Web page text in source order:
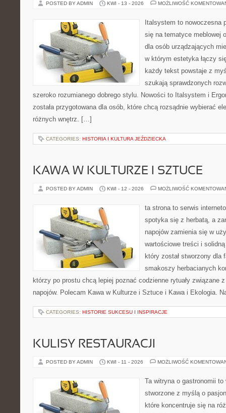
POSTED BY ADMIN KWI - 13 - 2026 MOŻLIWOŚĆ
Italsystem to nowoczesna
się na tematyce meblowej
dla osób urządzających
w którym estetyka łączy
każdy tekst powstaje z
szukają sprawdzonych
szeroko rozumianego dobrego stylu. Nowości to Italsystem i
została przygotowana dla osób, które chcą rozsądnie wybierać
różnych wnętrz. […]
CATEGORIES: HISTORIA I KULTURA JEŹDZIECKA
KAWA W KULTURZE I SZTUCE
POSTED BY ADMIN KWI - 12 - 2026 MOŻLIWOŚĆ
ta strona to serwis
spotyka się z herbatą, a
napojów zamienia się w
wartościowe treści i
który został stworzony dla
smakoszy herbacianych
którzy po prostu chcą lepiej poznać codzienne rytuały związane
napojów. Polecam Kawa w Kulturze i Sztuce i Kawa i Ekologia.
CATEGORIES: HISTORIE SUKCESU I INSPIRACJE
KULISY RESTAURACJI
POSTED BY ADMIN KWI - 11 - 2026 MOŻLIWOŚĆ
Ta witryna o gastronomii
stworzone z myślą o
które koncentruje się na